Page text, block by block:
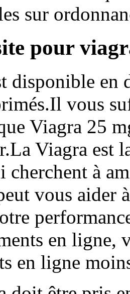
sur
pour
disponible en
vous
Viagra 25
Viagra est
cherchent à
vous aider
en ligne,
en ligne